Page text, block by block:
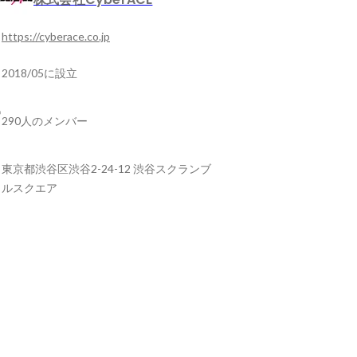
https://cyberace.co.jp
2018/05に設立
290人のメンバー
東京都渋谷区渋谷2-24-12 渋谷スクランブ
ルスクエア